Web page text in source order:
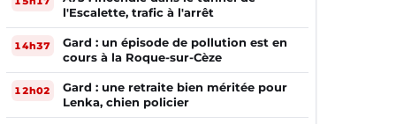
l'Escalette, trafic à l'arrêt
14h37
Gard : un épisode de pollution est en
cours à la Roque-sur-Cèze
12h02
Gard : une retraite bien méritée pour
Lenka, chien policier